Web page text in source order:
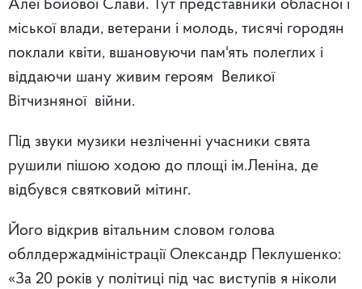
Алеї Бойової Слави. Тут представники обласної і
міської влади, ветерани і молодь, тисячі городян
поклали квіти, вшановуючи пам'ять полеглих і
віддаючи шану живим героям Великої
Вітчизняної війни.
Під звуки музики незліченні учасники свята
рушили пішою ходою до площі ім.Леніна, де
відбувся святковий мітинг.
Його відкрив вітальним словом голова
обллдержадміністрації Олександр Пеклушенко:
«За 20 років у політиці під час виступів я ніколи